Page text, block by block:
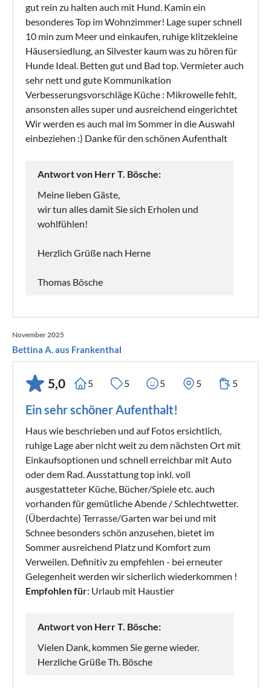
gut rein zu halten auch mit Hund. Kamin ein
besonderes Top im Wohnzimmer! Lage super schnell
10 min zum Meer und einkaufen, ruhige klitzekleine
Häusersiedlung, an Silvester kaum was zu hören für
Hunde Ideal. Betten gut und Bad top. Vermieter auch
sehr nett und gute Kommunikation
Verbesserungsvorschläge Küche : Mikrowelle fehlt,
ansonsten alles super und ausreichend eingerichtet
Wir werden es auch mal im Sommer in die Auswahl
einbeziehen :) Danke für den schönen Aufenthalt
Antwort von Herr T. Bösche:
Meine lieben Gäste,
wir tun alles damit Sie sich Erholen und
wohlfühlen!
Herzlich Grüße nach Herne
Thomas Bösche
November 2025
Bettina A. aus Frankenthal
5,0 5 5 5 5 5
Ein sehr schöner Aufenthalt!
Haus wie beschrieben und auf Fotos ersichtlich,
ruhige Lage aber nicht weit zu dem nächsten Ort mit
Einkaufsoptionen und schnell erreichbar mit Auto
oder dem Rad. Ausstattung top inkl. voll
ausgestatteter Küche, Bücher/Spiele etc. auch
vorhanden für gemütliche Abende / Schlechtwetter.
(Überdachte) Terrasse/Garten war bei und mit
Schnee besonders schön anzusehen, bietet im
Sommer ausreichend Platz und Komfort zum
Verweilen. Definitiv zu empfehlen - bei erneuter
Gelegenheit werden wir sicherlich wiederkommen !
Empfohlen für: Urlaub mit Haustier
Antwort von Herr T. Bösche:
Vielen Dank, kommen Sie gerne wieder.
Herzliche Grüße Th. Bösche